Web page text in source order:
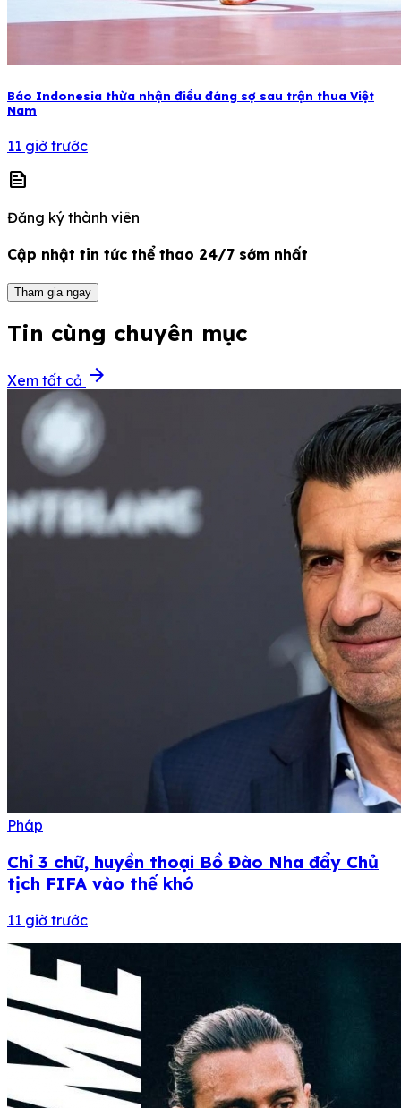
Báo Indonesia thừa nhận điều đáng sợ sau trận thua Việt
Nam
11 giờ trước
news
Đăng ký thành viên
Cập nhật tin tức thể thao 24/7 sớm nhất
Tham gia ngay
Tin cùng chuyên mục
Xem tất cả arrow_forward
Pháp
Chỉ 3 chữ, huyền thoại Bồ Đào Nha đẩy Chủ
tịch FIFA vào thế khó
11 giờ trước